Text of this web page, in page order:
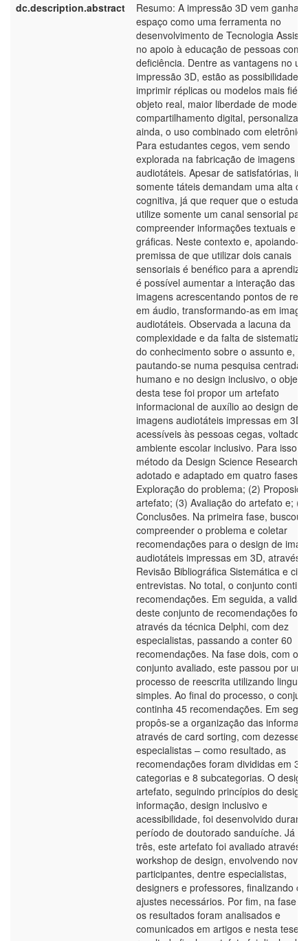
dc.description.abstract
Resumo: A impressão 3D vem
espaço como uma ferramenta no
desenvolvimento de Tecnologia
no apoio à educação de pessoas com
deficiência. Dentre as vantagens no
impressão 3D, estão as possibilidades
imprimir réplicas ou modelos mais fiéis
objeto real, maior liberdade de
compartilhamento digital,
ainda, o uso combinado com
Para estudantes cegos, vem sendo
explorada na fabricação de imagens
audiotáteis. Apesar de satisfatórias,
somente táteis demandam uma alta
cognitiva, já que requer que o
utilize somente um canal sensorial para
compreender informações textuais e
gráficas. Neste contexto e, apoiando-
premissa de que utilizar dois canais
sensoriais é benéfico para a
é possível aumentar a interação das
imagens acrescentando pontos de
em áudio, transformando-as em
audiotáteis. Observada a lacuna da
complexidade e da falta de
do conhecimento sobre o assunto e,
pautando-se numa pesquisa centrada
humano e no design inclusivo, o
desta tese foi propor um artefato
informacional de auxílio ao design de
imagens audiotáteis impressas em 3D
acessíveis às pessoas cegas, voltado
ambiente escolar inclusivo. Para isso, o
método da Design Science Research
adotado e adaptado em quatro fases:
Exploração do problema; (2)
artefato; (3) Avaliação do artefato e; (4)
Conclusões. Na primeira fase, buscou-
compreender o problema e coletar
recomendações para o design de
audiotáteis impressas em 3D, através
Revisão Bibliográfica Sistemática e
entrevistas. No total, o conjunto
recomendações. Em seguida, a
deste conjunto de recomendações foi
através da técnica Delphi, com dez
especialistas, passando a conter 60
recomendações. Na fase dois, com o
conjunto avaliado, este passou por um
processo de reescrita utilizando
simples. Ao final do processo, o
continha 45 recomendações. Em
propôs-se a organização das
através de card sorting, com dezesseis
especialistas – como resultado, as
recomendações foram divididas em 3
categorias e 8 subcategorias. O
artefato, seguindo princípios do design
informação, design inclusivo e
acessibilidade, foi desenvolvido
período de doutorado sanduíche. Já
três, este artefato foi avaliado através
workshop de design, envolvendo nove
participantes, dentre especialistas,
designers e professores, finalizando
ajustes necessários. Por fim, na fase
os resultados foram analisados e
comunicados em artigos e nesta tese.